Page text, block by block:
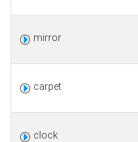
mirror
carpet
clock